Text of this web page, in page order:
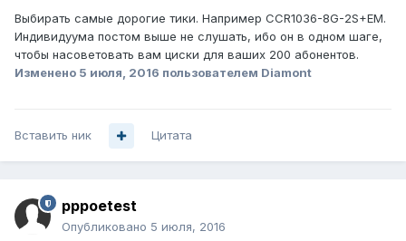
Выбирать самые дорогие тики. Например CCR1036-8G-2S+EM.
Индивидуума постом выше не слушать, ибо он в одном шаге,
чтобы насоветовать вам циски для ваших 200 абонентов.
Изменено 5 июля, 2016 пользователем Diamont
Вставить ник Цитата
pppoetest
Опубликовано 5 июля, 2016